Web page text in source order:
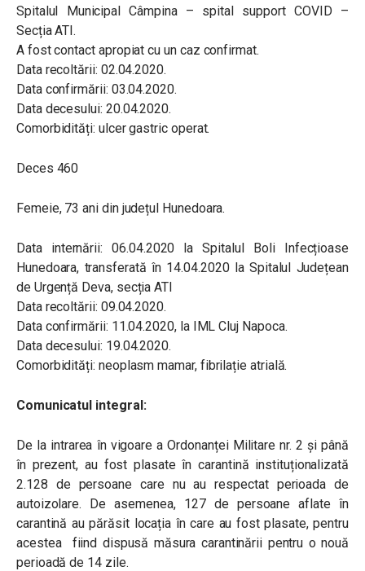
Spitalul Municipal Câmpina – spital support COVID –
Secția ATI.
A fost contact apropiat cu un caz confirmat.
Data recoltării: 02.04.2020.
Data confirmării: 03.04.2020.
Data decesului: 20.04.2020.
Comorbidități: ulcer gastric operat.
Deces 460
Femeie, 73 ani din județul Hunedoara.
Data internării: 06.04.2020 la Spitalul Boli Infecțioase
Hunedoara, transferată în 14.04.2020 la Spitalul Județean
de Urgență Deva, secția ATI
Data recoltării: 09.04.2020.
Data confirmării: 11.04.2020, la IML Cluj Napoca.
Data decesului: 19.04.2020.
Comorbidități: neoplasm mamar, fibrilație atrială.
Comunicatul integral:
De la intrarea în vigoare a Ordonanței Militare nr. 2 și până
în prezent, au fost plasate în carantină instituționalizată
2.128 de persoane care nu au respectat perioada de
autoizolare. De asemenea, 127 de persoane aflate în
carantină au părăsit locația în care au fost plasate, pentru
acestea fiind dispusă măsura carantinării pentru o nouă
perioadă de 14 zile.